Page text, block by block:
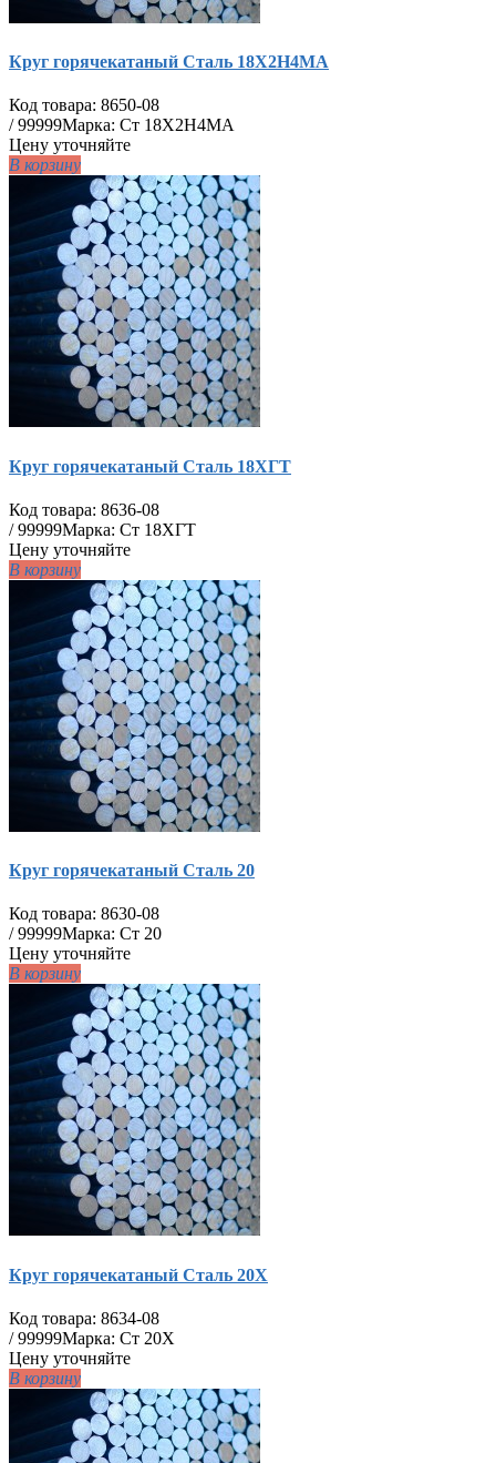
Круг горячекатаный Сталь 18Х2Н4МА
Код товара: 8650-08
/99999Марка: Ст 18Х2Н4МА
Цену уточняйте
В корзину
Круг горячекатаный Сталь 18ХГТ
Код товара: 8636-08
/99999Марка: Ст 18ХГТ
Цену уточняйте
В корзину
Круг горячекатаный Сталь 20
Код товара: 8630-08
/99999Марка: Ст 20
Цену уточняйте
В корзину
Круг горячекатаный Сталь 20Х
Код товара: 8634-08
/99999Марка: Ст 20Х
Цену уточняйте
В корзину